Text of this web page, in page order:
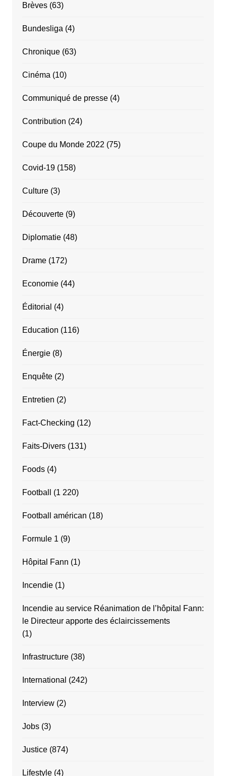
Brèves(63)
Bundesliga (4)
Chronique(63)
Cinéma (10)
Communiqué de presse(4)
Contribution (24)
Coupe du Monde 2022 (75)
Covid-19(158)
Culture(3)
Découverte(9)
Diplomatie(48)
Drame(172)
Economie(44)
Éditorial (4)
Education (116)
Énergie(8)
Enquête(2)
Entretien (2)
Fact-Checking (12)
Faits-Divers(131)
Foods(4)
Football (1 220)
Football américan (18)
Formule 1 (9)
Hôpital Fann (1)
Incendie(1)
Incendie au service Réanimation de l’hôpital Fann:
le Directeur apporte des éclaircissements
(1)
Infrastructure(38)
International (242)
Interview(2)
Jobs(3)
Justice(874)
Lifestyle(4)